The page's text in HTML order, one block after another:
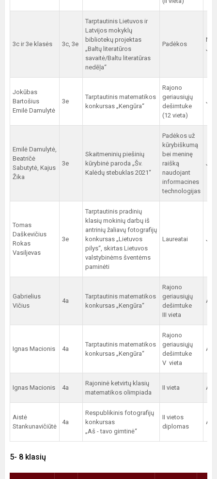
3c ir 3e klasės 3c, 3e
Tarptautinis Lietuvos ir
Latvijos mokyklų
bibliotekų projektas
„Baltų literatūros
savaitė/Baltu literatūras
nedēļa“
Padėkos
N.
J.
Jokūbas
Bartošius
Emilė Damulytė
3e
Tarptautinis matematikos
konkursas „Kengūra“
Rajono
geriausiųjų
dešimtuke
(12 vieta)
J.
Emilė Damulytė,
Beatričė
Sabutytė, Kajus
Žika
3e
Skaitmeninių piešinių
kūrybinė paroda „Šv.
Kalėdų stebuklas 2021“
Padėkos už
kūrybiškumą
bei meninę
raišką
naudojant
informacines
technologijas
J.
Tomas
Daškevičius
Rokas
Vasiljevas
3e
Tarptautinis pradinių
klasių mokinių darbų iš
antrinių žaliavų fotografijų
konkursas „Lietuvos
pilys“, skirtas Lietuvos
valstybinėms šventėms
paminėti
Laureatai J.
Gabrielius
Vičius
4a
Tarptautinis matematikos
konkursas „Kengūra“
Rajono
geriausiųjų
dešimtuke
III vieta
Ignas Macionis 4a
Tarptautinis matematikos
konkursas „Kengūra“
Rajono
geriausiųjų
dešimtuke
V vieta
Ignas Macionis 4a
Rajoninė ketvirtų klasių
matematikos olimpiada
II vieta
Aistė
Stankunavičiūtė
4a
Respublikinis fotografijų
konkursas
„Aš - tavo gimtinė“
II vietos
diplomas
5- 8 klasių